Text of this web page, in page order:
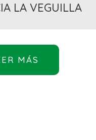
LA VEGUILLA
MÁS